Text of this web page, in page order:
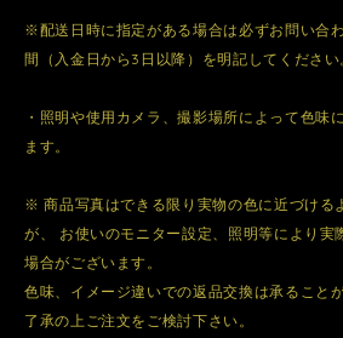
※配送日時に指定がある場合は必ずお問い合
間（入金日から3日以降）を明記してください
・照明や使用カメラ、撮影場所によって色味
ます。
※ 商品写真はできる限り実物の色に近づける
が、 お使いのモニター設定、照明等により実
場合がございます。
色味、イメージ違いでの返品交換は承ること
了承の上ご注文をご検討下さい。